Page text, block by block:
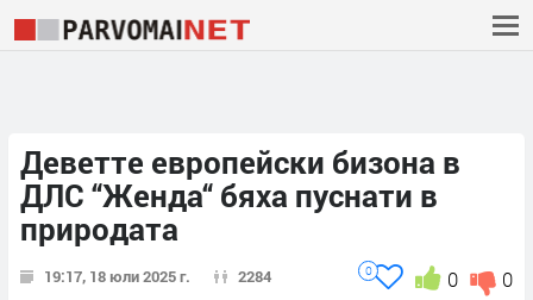
Деветте европейски бизона в
ДЛС “Женда“ бяха пуснати в
природата
19:17, 18 юли 2025 г. 2284 0
0
0